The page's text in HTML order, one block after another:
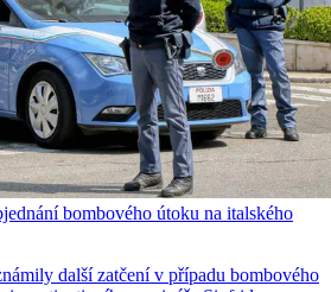
bombového útoku na italského
další zatčení v případu bombového